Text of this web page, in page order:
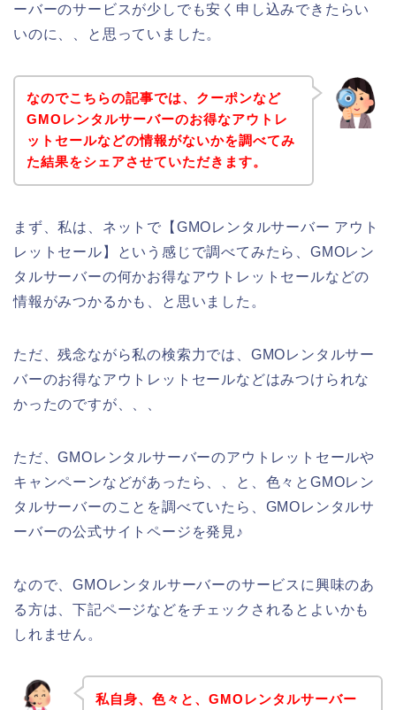
ーバーのサービスが少しでも安く申し込みできたらい
いのに、、と思っていました。
なのでこちらの記事では、クーポンなど
GMOレンタルサーバーのお得なアウトレ
ットセールなどの情報がないかを調べてみ
た結果をシェアさせていただきます。
まず、私は、ネットで【GMOレンタルサーバー アウト
レットセール】という感じで調べてみたら、GMOレン
タルサーバーの何かお得なアウトレットセールなどの
情報がみつかるかも、と思いました。
ただ、残念ながら私の検索力では、GMOレンタルサー
バーのお得なアウトレットセールなどはみつけられな
かったのですが、、、
ただ、GMOレンタルサーバーのアウトレットセールや
キャンペーンなどがあったら、、と、色々とGMOレン
タルサーバーのことを調べていたら、GMOレンタルサ
ーバーの公式サイトページを発見♪
なので、GMOレンタルサーバーのサービスに興味のあ
る方は、下記ページなどをチェックされるとよいかも
しれません。
私自身、色々と、GMOレンタルサーバー